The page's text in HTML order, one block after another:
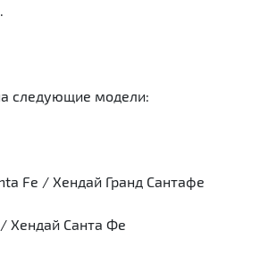
следующие модели:
Fe / Хендай Гранд Сантафе
Хендай Санта Фе